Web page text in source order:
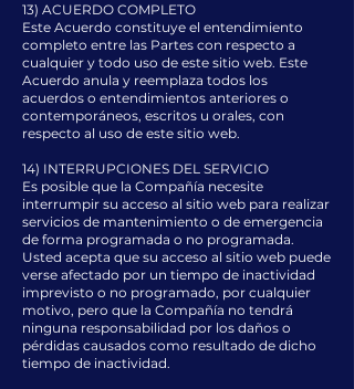
13) ACUERDO COMPLETO
Este Acuerdo constituye el entendimiento
completo entre las Partes con respecto a
cualquier y todo uso de este sitio web. Este
Acuerdo anula y reemplaza todos los
acuerdos o entendimientos anteriores o
contemporáneos, escritos u orales, con
respecto al uso de este sitio web.
14) INTERRUPCIONES DEL SERVICIO
Es posible que la Compañía necesite
interrumpir su acceso al sitio web para realizar
servicios de mantenimiento o de emergencia
de forma programada o no programada.
Usted acepta que su acceso al sitio web puede
verse afectado por un tiempo de inactividad
imprevisto o no programado, por cualquier
motivo, pero que la Compañía no tendrá
ninguna responsabilidad por los daños o
pérdidas causados como resultado de dicho
tiempo de inactividad.